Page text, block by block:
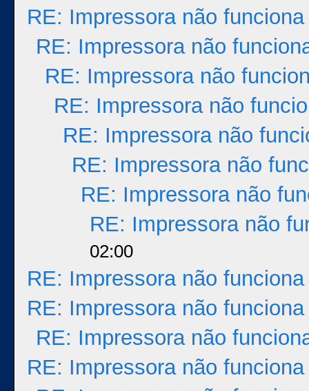
RE: Impressora não funciona
RE: Impressora não
RE: Impressora não
RE: Impressora não
RE: Impressora não
RE: Impressora não
RE: Impressora não
RE: Impressora não
02:00
RE: Impressora não funciona
RE: Impressora não funciona
RE: Impressora não
RE: Impressora não funciona